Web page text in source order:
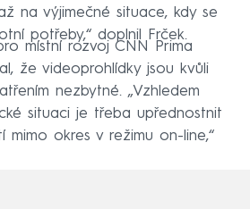
na výjimečné situace, kdy se
potřeby,“ doplnil Frček.
místní rozvoj CNN Prima
že videoprohlídky jsou kvůli
nezbytné. „Vzhledem
situaci je třeba upřednostnit
mimo okres v režimu on-line,“